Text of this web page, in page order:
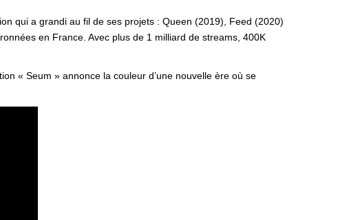
qui a grandi au fil de ses projets : Queen (2019), Feed (2020)
en France. Avec plus de 1 milliard de streams, 400K
« Seum » annonce la couleur d’une nouvelle ère où se